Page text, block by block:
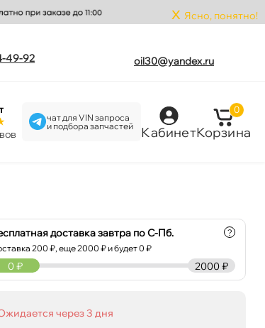
x Ясно, понятно!
49-92 oil30@yandex.ru
чат для VIN запроса
и подбора запчастей
Кабинет
0
Корзина
доставка завтра по С-Пб.
200 ₽, еще2000 ₽ и будет 0 ₽
?
2000 ₽
0 ₽
через 3 дня